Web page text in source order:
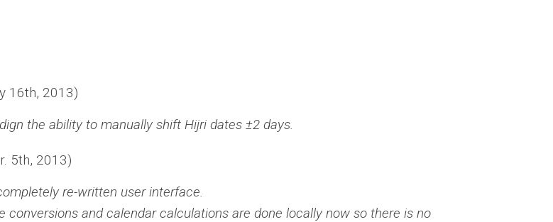
16th, 2013)
the ability to manually shift Hijri dates ±2 days.
5th, 2013)
re-written user interface.
conversions and calendar calculations are done locally now so there is no